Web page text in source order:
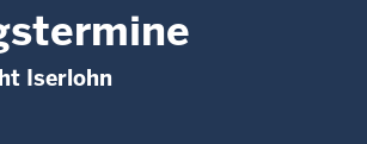
Iserlohn